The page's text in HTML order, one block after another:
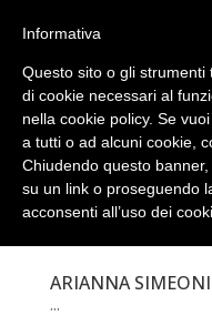
CHIARA
...
ARIANNA SIMEONI
...
Informativa
Questo sito o gli
di cookie necessari al
nella cookie policy. Se
a tutti o ad alcuni cookie,
Chiudendo questo
su un link o proseguendo
acconsenti all’uso dei